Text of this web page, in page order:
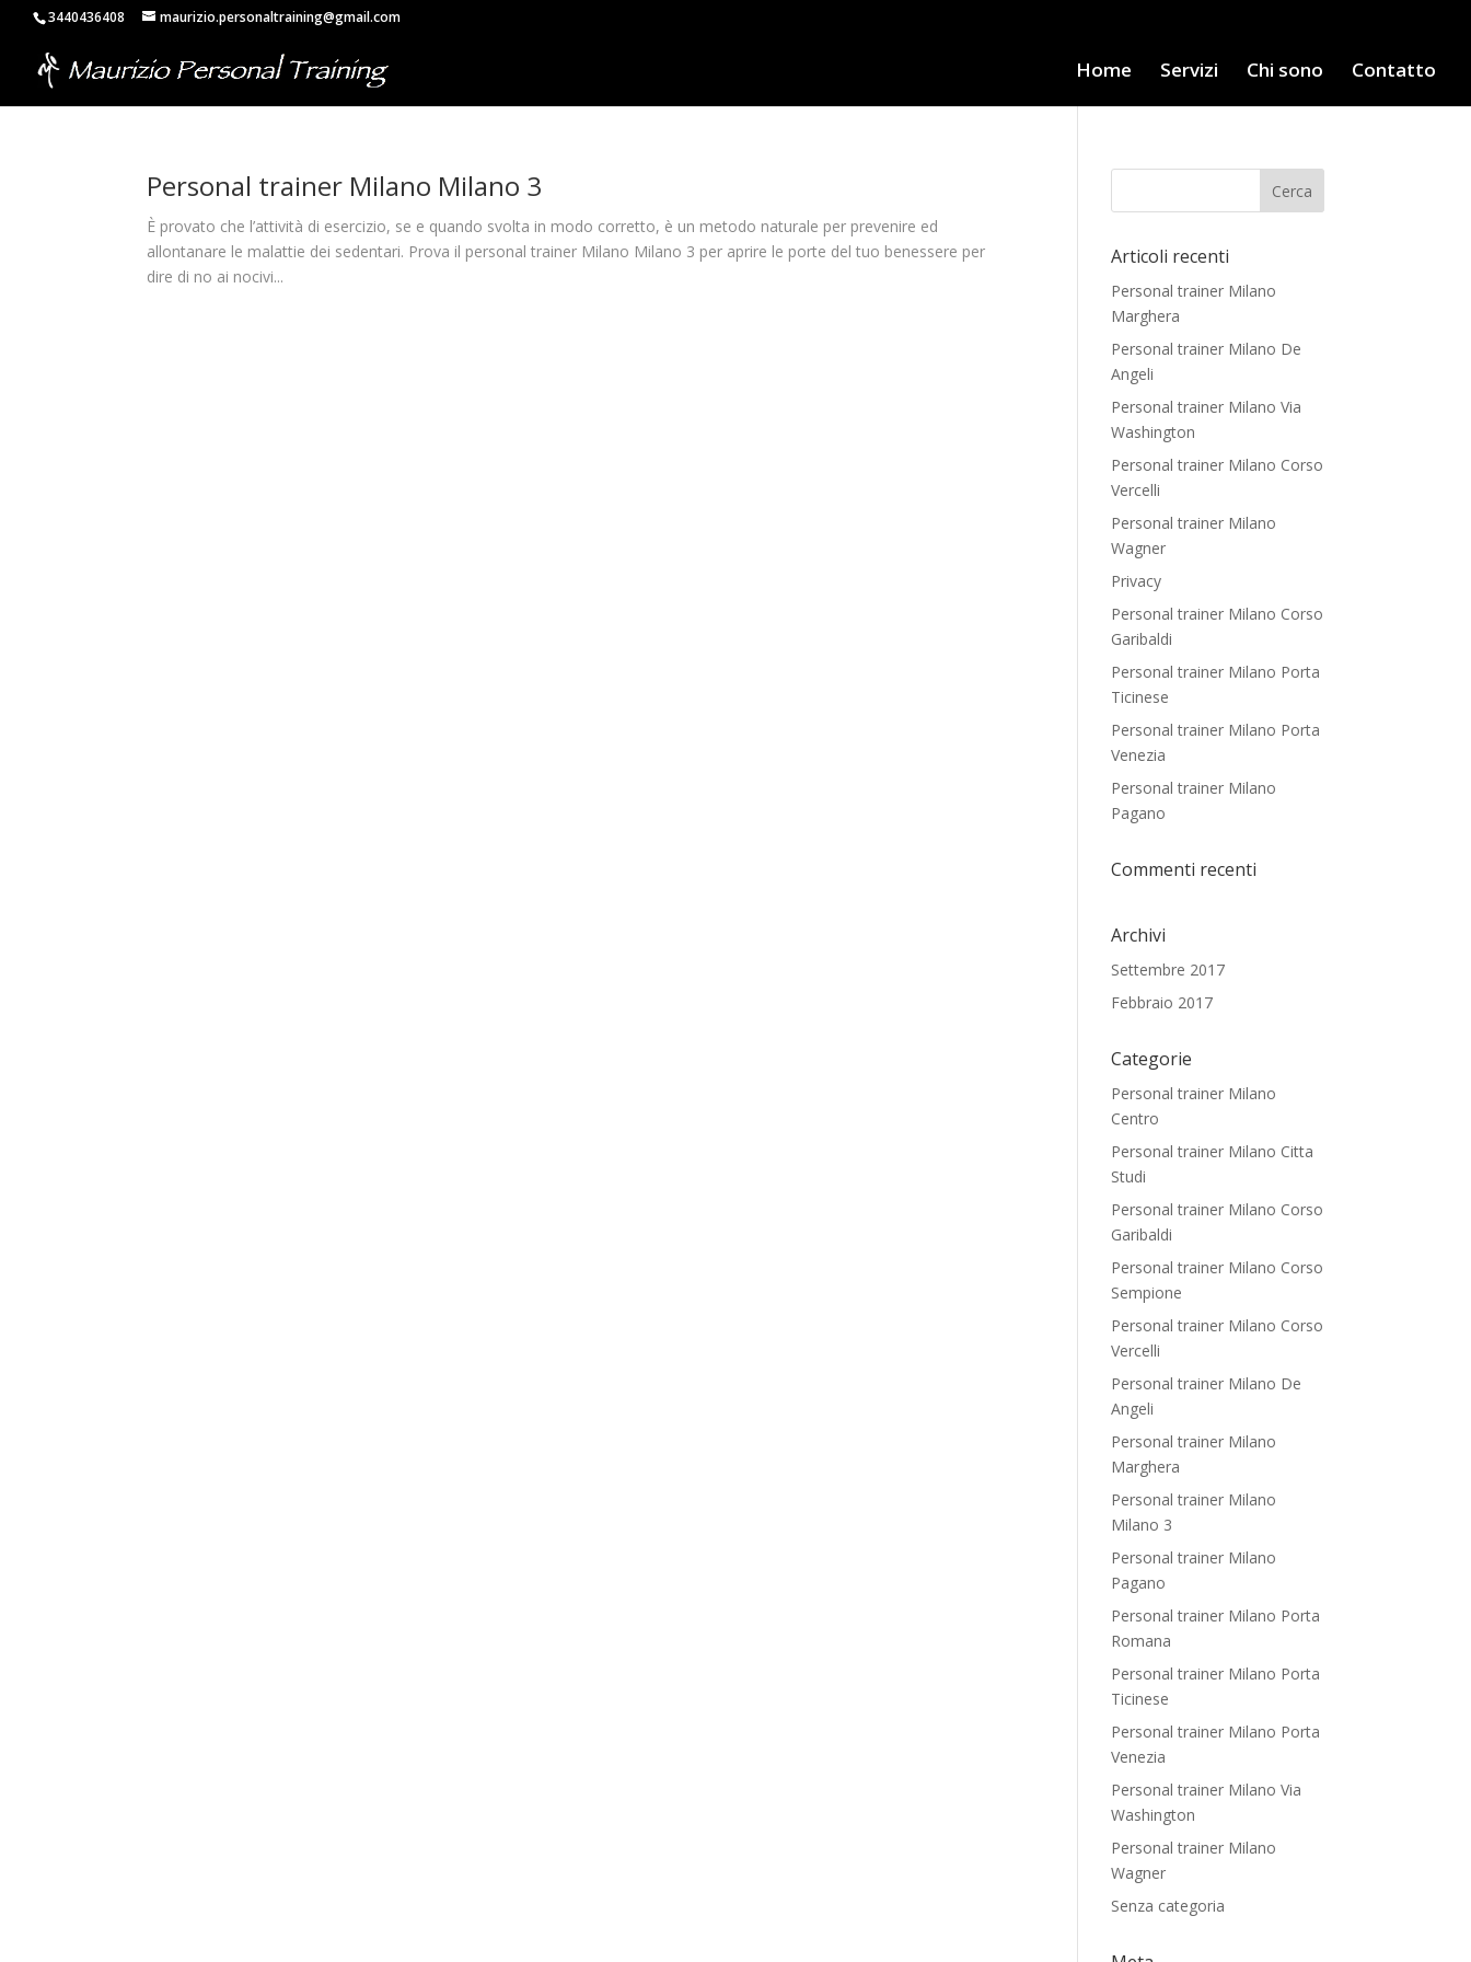
3440436408 maurizio.personaltraining@gmail.com
Home Servizi Chi sono Contatto
Personal trainer Milano Milano 3
È provato che l’attività di esercizio, se e quando svolta in modo corretto, è un metodo naturale per prevenire ed
allontanare le malattie dei sedentari. Prova il personal trainer Milano Milano 3 per aprire le porte del tuo benessere per
dire di no ai nocivi...
Articoli recenti
Personal trainer Milano
Marghera
Personal trainer Milano De
Angeli
Personal trainer Milano Via
Washington
Personal trainer Milano Corso
Vercelli
Personal trainer Milano
Wagner
Privacy
Personal trainer Milano Corso
Garibaldi
Personal trainer Milano Porta
Ticinese
Personal trainer Milano Porta
Venezia
Personal trainer Milano
Pagano
Commenti recenti
Archivi
Settembre 2017
Febbraio 2017
Categorie
Personal trainer Milano
Centro
Personal trainer Milano Citta
Studi
Personal trainer Milano Corso
Garibaldi
Personal trainer Milano Corso
Sempione
Personal trainer Milano Corso
Vercelli
Personal trainer Milano De
Angeli
Personal trainer Milano
Marghera
Personal trainer Milano
Milano 3
Personal trainer Milano
Pagano
Personal trainer Milano Porta
Romana
Personal trainer Milano Porta
Ticinese
Personal trainer Milano Porta
Venezia
Personal trainer Milano Via
Washington
Personal trainer Milano
Wagner
Senza categoria